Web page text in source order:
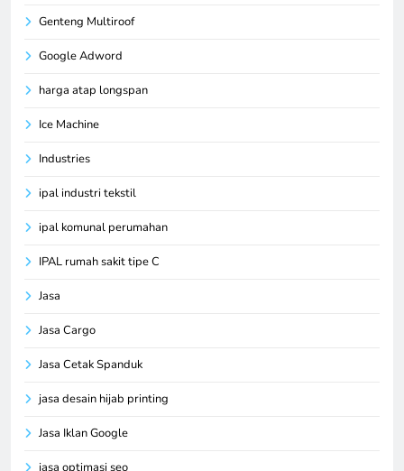
Genteng Multiroof
Google Adword
harga atap longspan
Ice Machine
Industries
ipal industri tekstil
ipal komunal perumahan
IPAL rumah sakit tipe C
Jasa
Jasa Cargo
Jasa Cetak Spanduk
jasa desain hijab printing
Jasa Iklan Google
jasa optimasi seo